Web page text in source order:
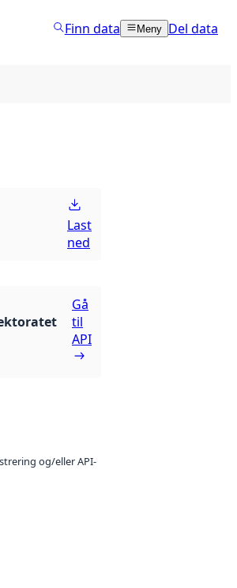
Finn data Meny Del data
Last
ned
Gå
til
API
og/eller API-